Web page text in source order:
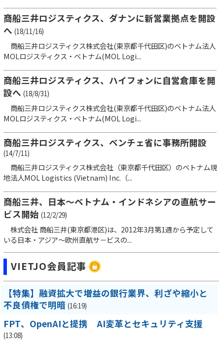
商船三井ロジスティクス、ダナンに新営業拠点を開設
へ (18/11/16)
商船三井ロジスティクス株式会社(東京都千代田区)のベトナム法人
MOLロジスティクス・ベトナム(MOL Logi...
商船三井ロジスティクス、ハイフォンに自営倉庫を開
設へ (18/8/31)
商船三井ロジスティクス株式会社(東京都千代田区)のベトナム法人
MOLロジスティクス・ベトナム(MOL Logi...
商船三井ロジスティクス、ベンチェ省に事務所開設
(14/7/11)
商船三井ロジスティクス株式会社（東京都千代田区）のベトナム現
地法人MOL Logistics (Vietnam) Inc.（...
商船三井、日本～ベトナム・インドネシアの直航サー
ビス開始 (12/2/29)
株式会社 商船三井(東京都港区)は、2012年3月第1週から予定して
いる日本・アジア～欧州直航サ－ビスの...
VIETJO会員記事
【特集】融資拡大で増益の銀行業界、利ざや縮小と
不良債権で明暗 (16:19)
FPT、OpenAIと提携 AI変革とセキュリティ支援
(13:08)